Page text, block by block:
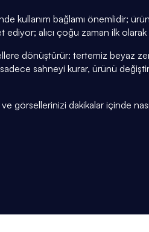
kullanım bağlamı önemlidir;
alıcı çoğu zaman ilk
dönüştürür: tertemiz beyaz
sahneyi kurar, ürünü
görsellerinizi dakikalar içinde